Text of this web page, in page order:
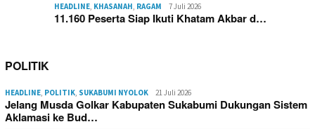
HEADLINE KHASANAH RAGAM 7 Juli 2026
11.160 Peserta Siap Ikuti Khatam Akbar d…
POLITIK
HEADLINE POLITIK SUKABUMI NYOLOK 21 Juli 2026
Jelang Musda Golkar Kabupaten Sukabumi Dukungan Sistem
Aklamasi ke Bud…